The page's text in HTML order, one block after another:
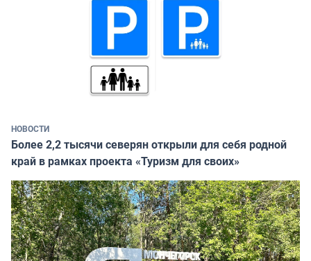
НОВОСТИ
Более 2,2 тысячи северян открыли для себя родной
край в рамках проекта «Туризм для своих»